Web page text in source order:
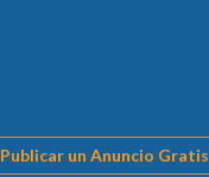
Publicar un Anuncio Gratis